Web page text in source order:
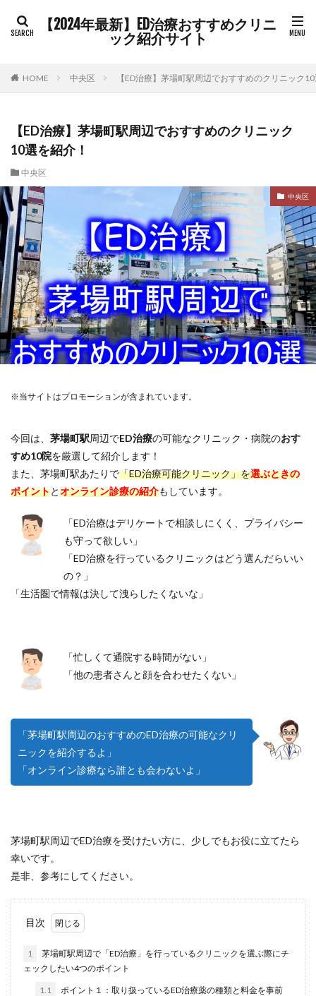
【2024年最新】ED治療おすすめクリニ
ック紹介サイト
HOME 中央区 【ED治療】茅場町駅周辺でおすすめのクリニック
【ED治療】茅場町駅周辺でおすすめのクリニック
10選を紹介！
中央区
中央区
※当サイトはプロモーションが含まれています。
今回は、 茅場町駅周辺でED治療の可能なクリニック・病院のおす
すめ10院を厳選して紹介します！
また、茅場町駅あたりで「ED治療可能クリニック」を選ぶときの
ポイントとオンライン診療の紹介もしています。
「ED治療はデリケートで相談しにくく、プライバシー
も守って欲しい」
「ED治療を行っているクリニックはどう選んだらいい
の？」
「生活圏で情報は決して洩らしたくないな」
「忙しくて通院する時間がない」
「他の患者さんと顔を合わせたくない」
「茅場町駅周辺のおすすめのED治療の可能なクリ
ニックを紹介するよ」
「オンライン診療なら誰とも会わないよ」
茅場町駅周辺でED治療を受けたい方に、少しでもお役に立てたら
幸いです。
是非、参考にしてください。
目次
1
茅場町駅周辺で「ED治療」を行っているクリニックを選ぶ際にチ
ェックしたい4つのポイント
1.1
ポイント１：取り扱っているED治療薬の種類と料金を事前